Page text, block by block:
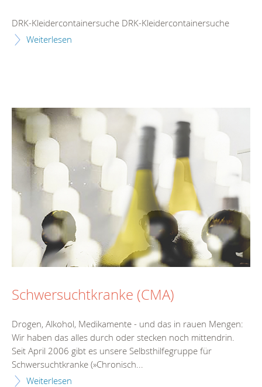
DRK-Kleidercontainersuche DRK-Kleidercontainersuche
Weiterlesen
Schwersuchtkranke (CMA)
Drogen, Alkohol, Medikamente - und das in rauen Mengen:
Wir haben das alles durch oder stecken noch mittendrin.
Seit April 2006 gibt es unsere Selbsthilfegruppe für
Schwersuchtkranke (»Chronisch...
Weiterlesen